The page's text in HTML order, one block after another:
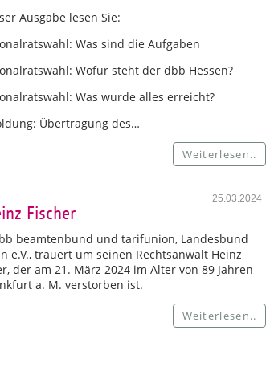
Ausgabe lesen Sie:
Was sind die Aufgaben
Wofür steht der dbb Hessen?
Was wurde alles erreicht?
Übertragung des…
Weiterlesen..
25.03.2024
Fischer
beamtenbund und tarifunion, Landesbund
e.V., trauert um seinen Rechtsanwalt Heinz
der am 21. März 2024 im Alter von 89 Jahren
a. M. verstorben ist.
Weiterlesen..